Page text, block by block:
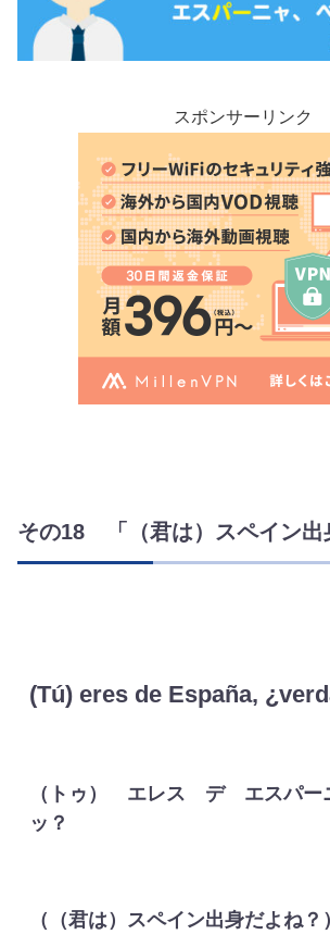
スポンサーリンク
その18 「（君は）スペイン出
(Tú) eres de España,
（トゥ） エレス デ エスパー
ッ？
（（君は）スペイン出身だよね？）